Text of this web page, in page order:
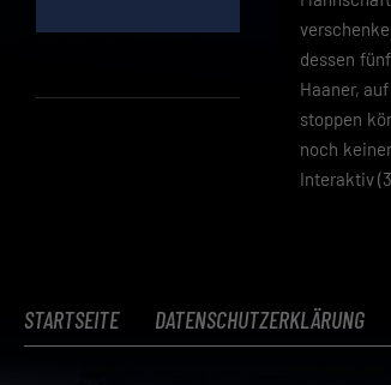
dessen
Haaner,
stoppen
noch
Interaktiv
STARTSEITE DATENSCHUTZERKLÄRUNG